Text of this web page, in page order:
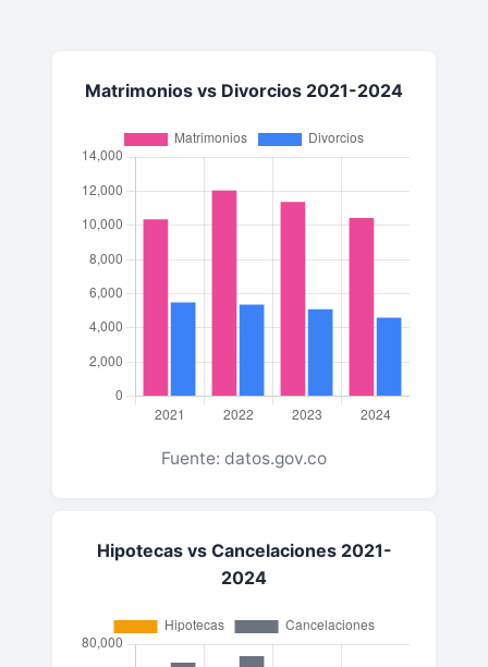
Matrimonios vs Divorcios 2021-2024
Fuente: datos.gov.co
Hipotecas vs Cancelaciones 2021-
2024